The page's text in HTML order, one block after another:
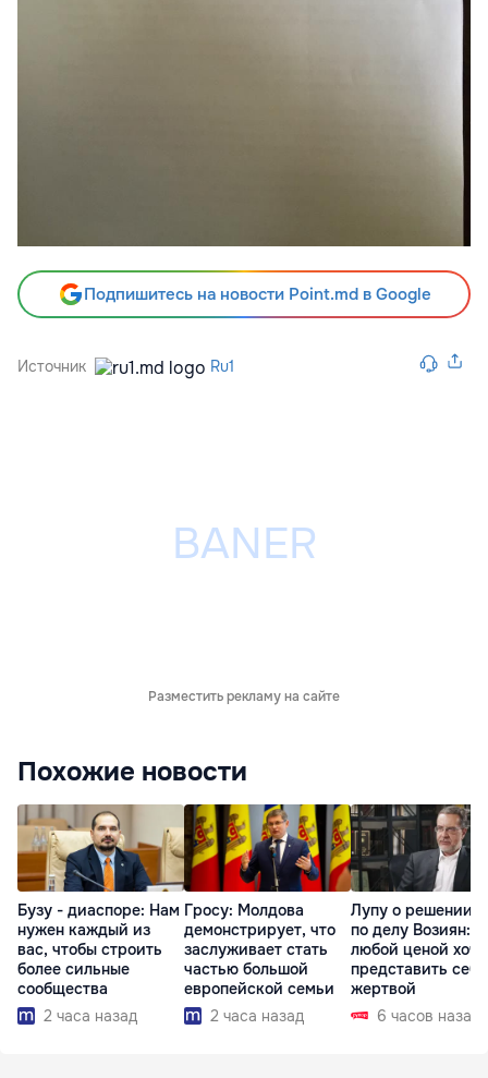
Подпишитесь на новости Point.md в Google
Источник Ru1
Разместить рекламу на сайте
Похожие новости
Бузу - диаспоре: Нам
нужен каждый из
вас, чтобы строить
более сильные
сообщества
2 часа назад
Гросу: Молдова
демонстрирует, что
заслуживает стать
частью большой
европейской семьи
2 часа назад
Лупу о решении
по делу Возиян:
любой ценой
представить себя
жертвой
6 часов назад